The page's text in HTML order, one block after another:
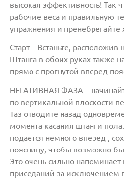
высокая эффективность! Так
рабочие веса и правильную
упражнения и
Старт – Встаньте,
Штанга в обоих руках также
прямо с прогнутой вперед
НЕГАТИВНАЯ ФАЗА –
по вертикальной плоскости
Таз отводите назад
момента касания штанги
подается немного вперед ,
поясницу, чтобы возможно
Это очень сильно напоминает
приседаний за исключением